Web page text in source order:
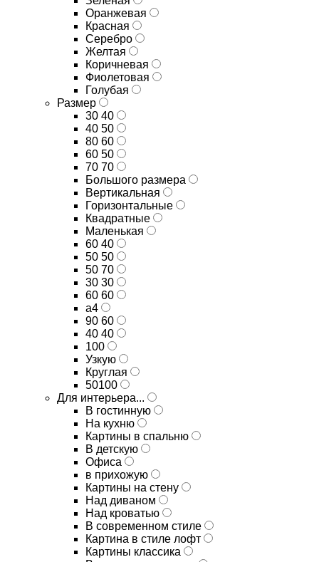
Оранжевая
Красная
Серебро
Желтая
Коричневая
Фиолетовая
Голубая
Размер
30 40
40 50
80 60
60 50
70 70
Большого размера
Вертикальная
Горизонтальные
Квадратные
Маленькая
60 40
50 50
50 70
30 30
60 60
а4
90 60
40 40
100
Узкую
Круглая
50100
Для интерьера...
В гостинную
На кухню
Картины в спальню
В детскую
Офиса
в прихожую
Картины на стену
Над диваном
Над кроватью
В современном стиле
Картина в стиле лофт
Картины классика